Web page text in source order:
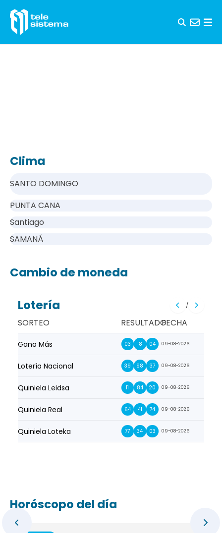
Clima
SANTO DOMINGO
PUNTA CANA
Santiago
SAMANÁ
Cambio de moneda
Lotería /
SORTEO RESULTADOFECHA
Gana Más 03 18 04 09-08-2026
Lotería Nacional 39 98 37 09-08-2026
Quiniela Leidsa 11 84 20 09-08-2026
Quiniela Real 64 41 74 09-08-2026
Quiniela Loteka 77 34 03 09-08-2026
Horóscopo del día